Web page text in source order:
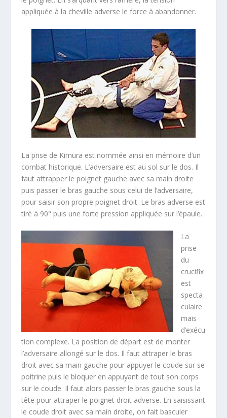
appliquée à la cheville adverse le force à abandonner.
La prise de Kimura est nommée ainsi en mémoire d’un
combat historique. L’adversaire est au sol sur le dos. Il
faut attrapper le poignet gauche avec sa main droite
puis passer le bras gauche sous celui de l’adversaire,
pour saisir son propre poignet droit. Le bras adverse est
tiré à 90° puis une forte pression appliquée sur l’épaule.
La
prise
du
crucifix
est
specta
culaire
mais
d’exécu
tion complexe. La position de départ est de monter
l’adversaire allongé sur le dos. Il faut attraper le bras
droit avec sa main gauche pour appuyer le coude sur se
poitrine puis le bloquer en appuyant de tout son corps
sur le coude. Il faut alors passer le bras gauche sous la
tête pour attraper le poignet droit adverse. En saisissant
le coude droit avec sa main droite, on fait basculer